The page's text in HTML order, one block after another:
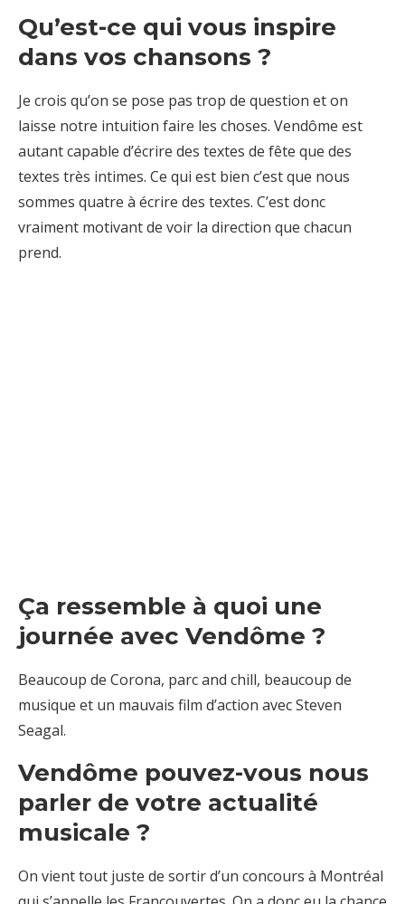
Qu’est-ce qui vous inspire
dans vos chansons ?
Je crois qu’on se pose pas trop de question et on
laisse notre intuition faire les choses. Vendôme est
autant capable d’écrire des textes de fête que des
textes très intimes. Ce qui est bien c’est que nous
sommes quatre à écrire des textes. C’est donc
vraiment motivant de voir la direction que chacun
prend.
Ça ressemble à quoi une
journée avec Vendôme ?
Beaucoup de Corona, parc and chill, beaucoup de
musique et un mauvais film d’action avec Steven
Seagal.
Vendôme pouvez-vous nous
parler de votre actualité
musicale ?
On vient tout juste de sortir d’un concours à Montréal